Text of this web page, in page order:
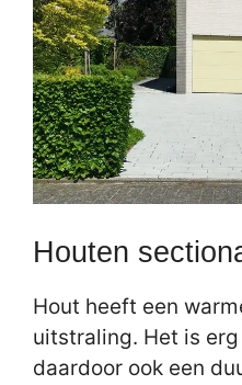
Houten
Hout heeft een
uitstraling. Het is
daardoor ook een